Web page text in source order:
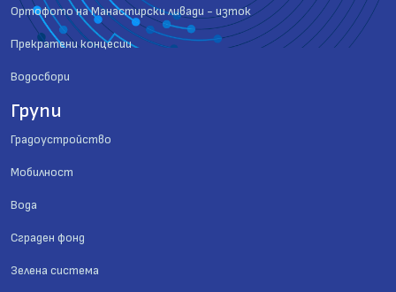
Ортофото на Манастирски ливади - изток
Прекратени концесии
Водосбори
Групи
Градоустройство
Мобилност
Вода
Сграден фонд
Зелена система